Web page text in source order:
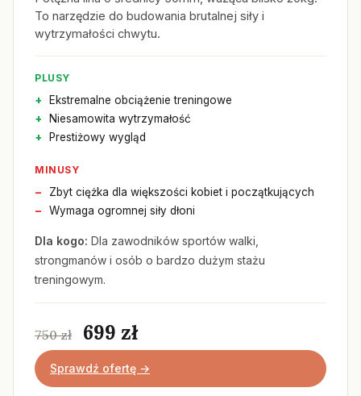
To narzędzie do budowania brutalnej siły i
wytrzymałości chwytu.
PLUSY
Ekstremalne obciążenie treningowe
Niesamowita wytrzymałość
Prestiżowy wygląd
MINUSY
Zbyt ciężka dla większości kobiet i początkujących
Wymaga ogromnej siły dłoni
Dla kogo: Dla zawodników sportów walki,
strongmanów i osób o bardzo dużym stażu
treningowym.
750 zł 699 zł
Sprawdź ofertę →